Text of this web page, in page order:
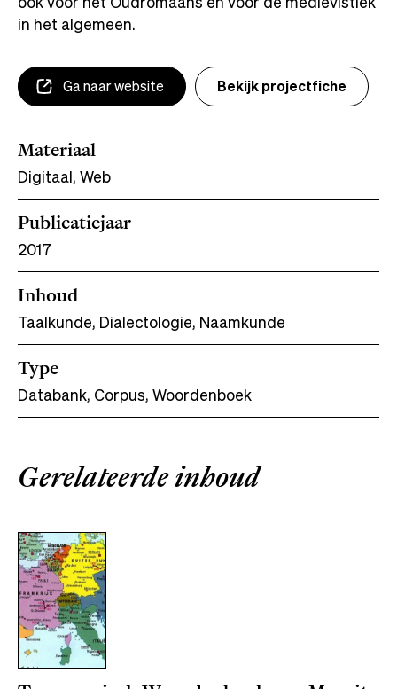
in het algemeen.
Ga naar website Bekijk projectfiche
Materiaal
Digitaal, Web
Publicatiejaar
2017
Inhoud
Taalkunde, Dialectologie, Naamkunde
Type
Databank, Corpus, Woordenboek
Gerelateerde inhoud